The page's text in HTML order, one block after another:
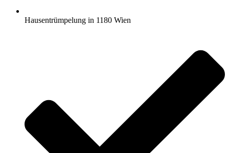
Hausentrümpelung in 1180 Wien